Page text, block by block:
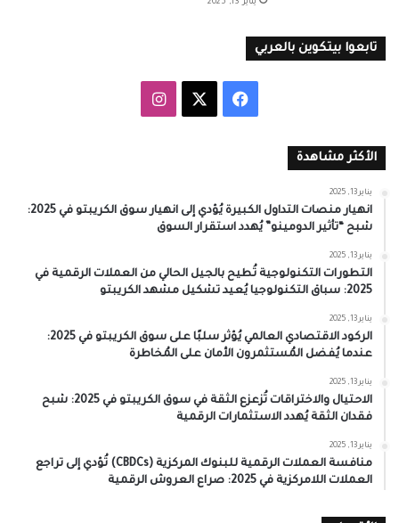
يناير 13, 2025
تابعوا بيتكوين بالعربي
فيسبوك انستقرام
الأكثر مشاهدة
يناير 13, 2025
انهيار منصات التداول الكبيرة يُؤدي إلى انهيار سوق الكريبتو في 2025:
شبح “تأثير الدومينو” يُهدد استقرار السوق
يناير 13, 2025
التطورات التكنولوجية تُطيح بالجيل الحالي من العملات الرقمية في
2025: سباق التكنولوجيا يُعيد تشكيل مشهد الكريبتو
يناير 13, 2025
الركود الاقتصادي العالمي يُؤثر سلبًا على سوق الكريبتو في 2025:
عندما يُفضل المُستثمرون الأمان على المُخاطرة
يناير 13, 2025
الاحتيال والاختراقات تُزعزع الثقة في سوق الكريبتو في 2025: شبح
فقدان الثقة يُهدد الاستثمارات الرقمية
يناير 13, 2025
منافسة العملات الرقمية للبنوك المركزية (CBDCs) تُؤدي إلى تراجع
العملات اللامركزية في 2025: صراع العروش الرقمية